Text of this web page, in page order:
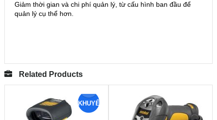
Giảm thời gian và chi phí quản lý, từ cấu hình ban đầu để
quản lý cụ thể hơn.
Related Products
KHUYẾN